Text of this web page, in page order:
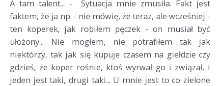
A tam talent... - Sytuacja mnie zmusiła. Fakt jest
faktem, że ja np. - nie mówię, że teraz, ale wcześniej -
ten koperek, jak robiłem pęczek - on musiał być
ułożony... Nie mogłem, nie potrafiłem tak jak
niektórzy, tak jak się kupuje czasem na giełdzie czy
gdzieś, że koper rośnie, ktoś wyrwał go i związał, i
jeden jest taki, drugi taki... U mnie jest to co zielone